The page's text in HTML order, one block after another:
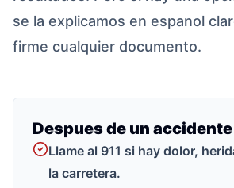
se la explicamos en espanol
firme cualquier documento.
Despues de un accidente
Llame al 911 si hay dolor,
la carretera.